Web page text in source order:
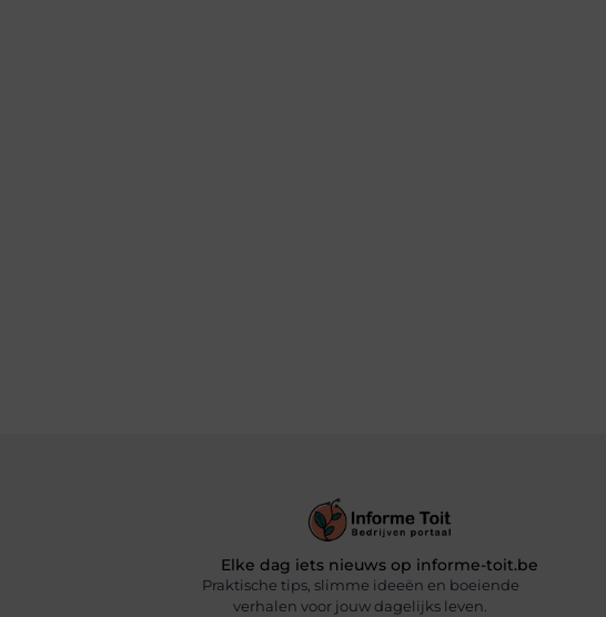
Elke dag iets nieuws op informe-toit.be
Praktische tips, slimme ideeën en boeiende
verhalen voor jouw dagelijks leven.